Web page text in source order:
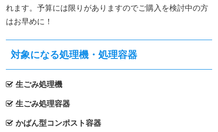
れます。予算には限りがありますのでご購入を検討中の方
はお早めに！
対象になる処理機・処理容器
生ごみ処理機
生ごみ処理容器
かばん型コンポスト容器